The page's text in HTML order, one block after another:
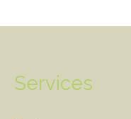
Services